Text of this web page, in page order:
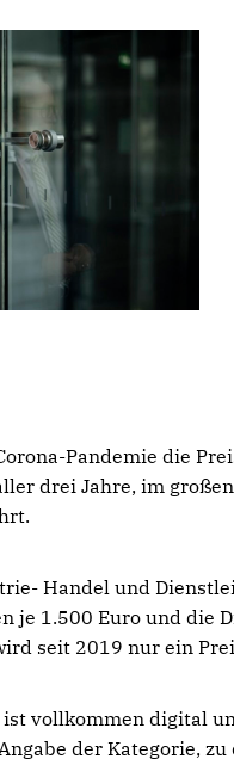
Pandemie die
drei Jahre, im
Handel und
je 1.500 Euro und die
seit 2019 nur ein
ist vollkommen digital
der Kategorie,